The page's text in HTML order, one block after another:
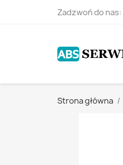
Zadzwoń do nas:
Strona główna